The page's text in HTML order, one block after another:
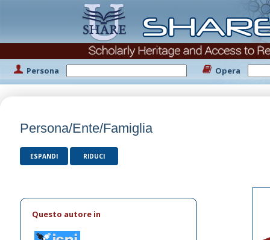
Persona Opera
Persona/Ente/Famiglia
ESPANDI RIDUCI
Questo autore in